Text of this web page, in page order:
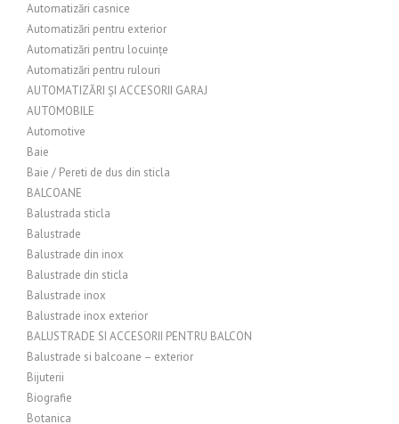
Automatizări casnice
Automatizări pentru exterior
Automatizări pentru locuințe
Automatizări pentru rulouri
AUTOMATIZĂRI ȘI ACCESORII GARAJ
AUTOMOBILE
Automotive
Baie
Baie / Pereti de dus din sticla
BALCOANE
Balustrada sticla
Balustrade
Balustrade din inox
Balustrade din sticla
Balustrade inox
Balustrade inox exterior
BALUSTRADE SI ACCESORII PENTRU BALCON
Balustrade si balcoane – exterior
Bijuterii
Biografie
Botanica